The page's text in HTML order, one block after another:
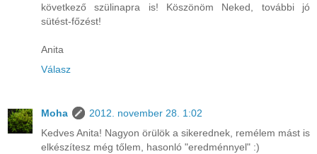
következő szülinapra is! Köszönöm Neked, további jó
sütést-főzést!
Anita
Válasz
Moha
2012. november 28. 1:02
Kedves Anita! Nagyon örülök a sikerednek, remélem mást is
elkészítesz még tőlem, hasonló "eredménnyel" :)